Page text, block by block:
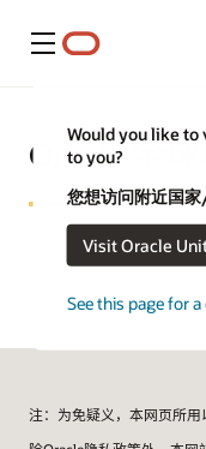
菜单
Would you like
to you?
您想访问附近国
Visit Oracle
See this page for
Oracle 全
注：为免疑义，本网页所用